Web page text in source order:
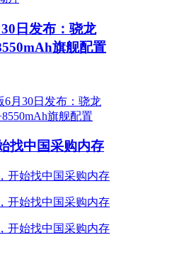
日发布：骁龙
旗舰配置
找中国采购内存